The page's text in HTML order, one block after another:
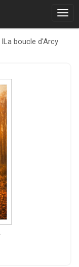
lLa boucle d'Arcy